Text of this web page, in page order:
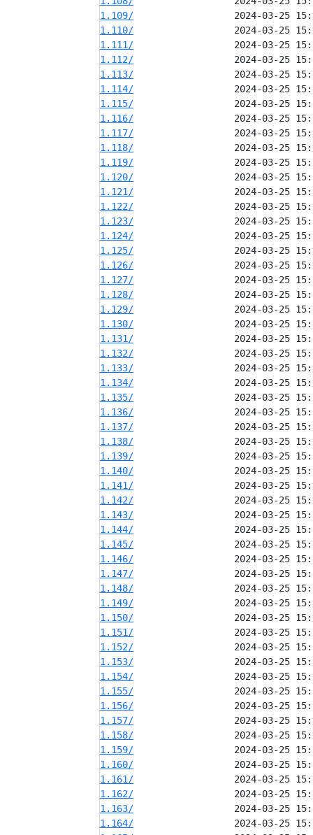
1.109/
1.110/
1.111/
1.112/
1.113/
1.114/
1.115/
1.116/
1.117/
1.118/
1.119/
1.120/
1.121/
1.122/
1.123/
1.124/
1.125/
1.126/
1.127/
1.128/
1.129/
1.130/
1.131/
1.132/
1.133/
1.134/
1.135/
1.136/
1.137/
1.138/
1.139/
1.140/
1.141/
1.142/
1.143/
1.144/
1.145/
1.146/
1.147/
1.148/
1.149/
1.150/
1.151/
1.152/
1.153/
1.154/
1.155/
1.156/
1.157/
1.158/
1.159/
1.160/
1.161/
1.162/
1.163/
1.164/